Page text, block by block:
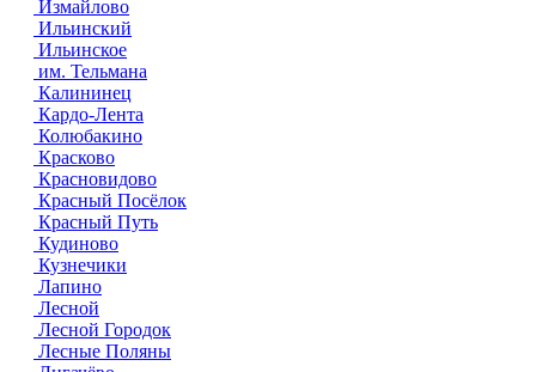
Измайлово
Ильинский
Ильинское
им. Тельмана
Калининец
Кардо-Лента
Колюбакино
Красково
Красновидово
Красный Посёлок
Красный Путь
Кудиново
Кузнечики
Лапино
Лесной
Лесной Городок
Лесные Поляны